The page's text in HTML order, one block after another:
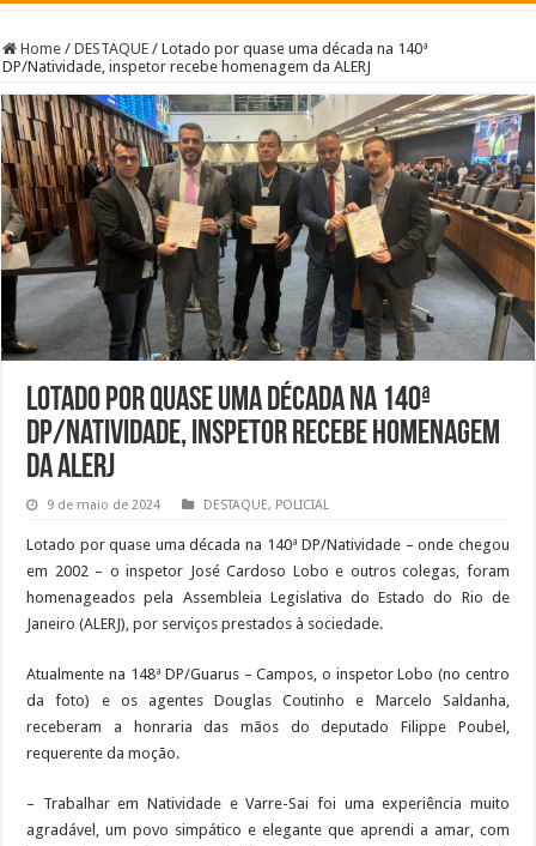
Home / DESTAQUE / Lotado por quase uma década na 140ª
DP/Natividade, inspetor recebe homenagem da ALERJ
Lotado por quase uma década na 140ª
DP/Natividade, inspetor recebe homenagem
da ALERJ
9 de maio de 2024 DESTAQUE, POLICIAL
Lotado por quase uma década na 140ª DP/Natividade – onde chegou
em 2002 – o inspetor José Cardoso Lobo e outros colegas, foram
homenageados pela Assembleia Legislativa do Estado do Rio de
Janeiro (ALERJ), por serviços prestados à sociedade.
Atualmente na 148ª DP/Guarus – Campos, o inspetor Lobo (no centro
da foto) e os agentes Douglas Coutinho e Marcelo Saldanha,
receberam a honraria das mãos do deputado Filippe Poubel,
requerente da moção.
– Trabalhar em Natividade e Varre-Sai foi uma experiência muito
agradável, um povo simpático e elegante que aprendi a amar, com